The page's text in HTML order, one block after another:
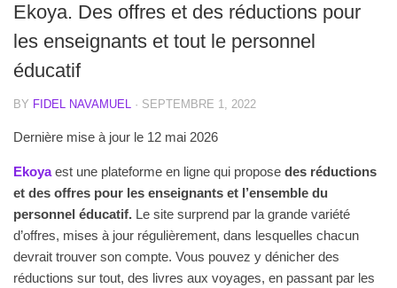
Ekoya. Des offres et des réductions pour
les enseignants et tout le personnel
éducatif
BY FIDEL NAVAMUEL · SEPTEMBRE 1, 2022
Dernière mise à jour le 12 mai 2026
Ekoya est une plateforme en ligne qui propose des réductions
et des offres pour les enseignants et l’ensemble du
personnel éducatif. Le site surprend par la grande variété
d’offres, mises à jour régulièrement, dans lesquelles chacun
devrait trouver son compte. Vous pouvez y dénicher des
réductions sur tout, des livres aux voyages, en passant par les